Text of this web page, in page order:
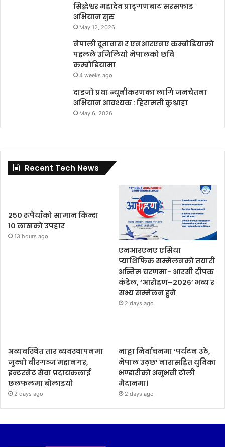
सिद्धेश्वर महादेव प्राङ्गणबाट सरसफाइ
अभियान सुरु
May 12, 2026
नेपाली दूतावास र एनआरएनए कम्बोडियाको
पहलले उजिलियो नेपालको छवि
कम्बोडियामा
4 weeks ago
दाइजो प्रथा न्यूनीकरणका लागि जनचेतना
अभियान आवश्यक : हिरामती कुश्वाहा
May 6, 2026
Recent Tech News
२५० रुपैयाँको सामान किन्दा
१० लाखको उपहार
13 hours ago
एनआरएनए एसिया
प्याशिफिक सम्मेलनको तयारी
अन्तिम चरणमा- आरसी दीपक
कंडेल, ‘आरोहण–२०२६’ भव्य र
सभ्य सम्मेलन हुने
2 days ago
अव्यवस्थित तार व्यवस्थापनमा
जुट्यो वीरगञ्ज महानगर,
इन्टरनेट सेवा प्रदायकलाई
छलफलमा बोलाइयो
2 days ago
नाट्टा निर्वाचनमा ‘पर्यटन उठे,
नेपाल उठ्छ’ नारासहित युविका
भण्डारीको अनुभवी टोली
मैदानमा।
2 days ago